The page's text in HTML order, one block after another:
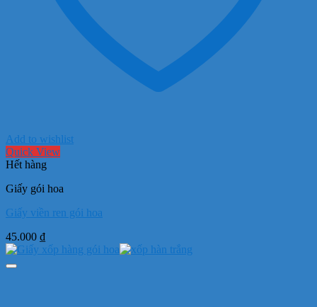
Add to wishlist
Quick View
Hết hàng
Giấy gói hoa
Giấy viền ren gói hoa
45.000 ₫